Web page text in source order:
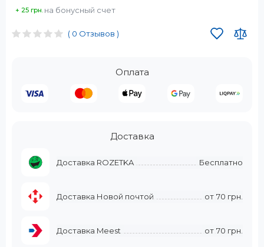
( 0 Отзывов )
Оплата
Доставка
Доставка ROZETKA Бесплатно
Доставка Новой почтой от 70 грн.
Доставка Meest от 70 грн.
+ 25 грн. на бонусный счет